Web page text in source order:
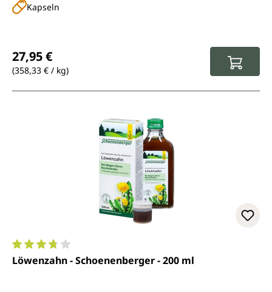
Kapseln
27,95 €
(358,33 € / kg)
Durchschnittliche Bewertung von 3.8 von 5 Sternen
Löwenzahn - Schoenenberger - 200 ml